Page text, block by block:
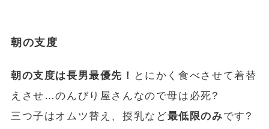
朝の支度
朝の支度は長男最優先！
とにかく食べさせて着替
えさせ…のんびり屋さんなので母は必死?
三つ子はオムツ替え、授乳など最低限のみです?